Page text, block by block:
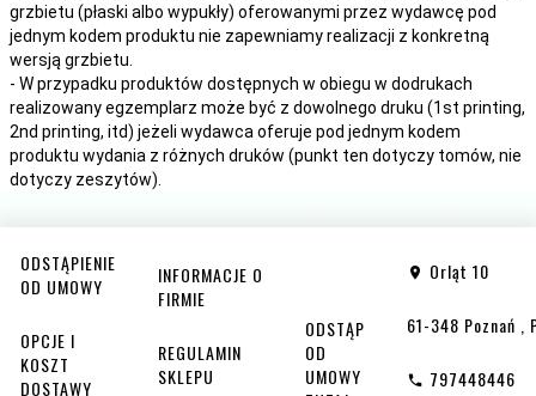
grzbietu (płaski albo wypukły) oferowanymi przez wydawcę pod
jednym kodem produktu nie zapewniamy realizacji z konkretną
wersją grzbietu.
- W przypadku produktów dostępnych w obiegu w dodrukach
realizowany egzemplarz może być z dowolnego druku (1st printing,
2nd printing, itd) jeżeli wydawca oferuje pod jednym kodem
produktu wydania z różnych druków (punkt ten dotyczy tomów, nie
dotyczy zeszytów).
ODSTĄPIENIE
OD UMOWY
OPCJE I
KOSZT
DOSTAWY
INFORMACJE O
FIRMIE
REGULAMIN
SKLEPU
ODSTĄP
OD
UMOWY
Orląt 10
61-348 Poznań
797448446